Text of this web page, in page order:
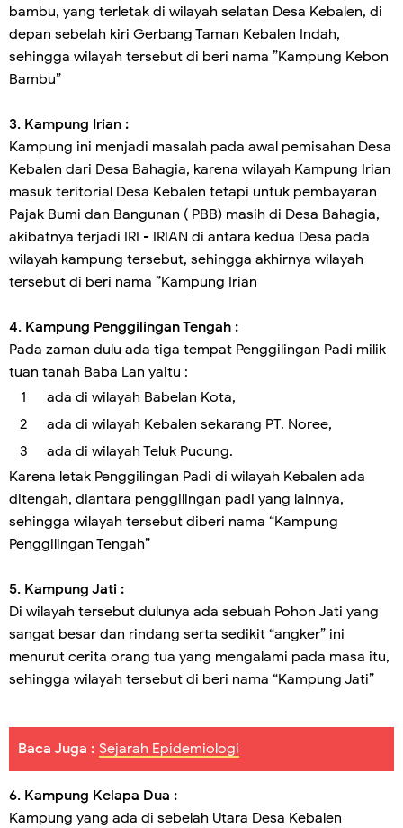
bambu, yang terletak di wilayah selatan Desa Kebalen, di
depan sebelah kiri Gerbang Taman Kebalen Indah,
sehingga wilayah tersebut di beri nama ”Kampung Kebon
Bambu”
3. Kampung Irian :
Kampung ini menjadi masalah pada awal pemisahan Desa
Kebalen dari Desa Bahagia, karena wilayah Kampung Irian
masuk teritorial Desa Kebalen tetapi untuk pembayaran
Pajak Bumi dan Bangunan ( PBB) masih di Desa Bahagia,
akibatnya terjadi IRI - IRIAN di antara kedua Desa pada
wilayah kampung tersebut, sehingga akhirnya wilayah
tersebut di beri nama ”Kampung Irian
4. Kampung Penggilingan Tengah :
Pada zaman dulu ada tiga tempat Penggilingan Padi milik
tuan tanah Baba Lan yaitu :
ada di wilayah Babelan Kota,
ada di wilayah Kebalen sekarang PT. Noree,
ada di wilayah Teluk Pucung.
Karena letak Penggilingan Padi di wilayah Kebalen ada
ditengah, diantara penggilingan padi yang lainnya,
sehingga wilayah tersebut diberi nama “Kampung
Penggilingan Tengah”
5. Kampung Jati :
Di wilayah tersebut dulunya ada sebuah Pohon Jati yang
sangat besar dan rindang serta sedikit “angker” ini
menurut cerita orang tua yang mengalami pada masa itu,
sehingga wilayah tersebut di beri nama “Kampung Jati”
Baca Juga : Sejarah Epidemiologi
6. Kampung Kelapa Dua :
Kampung yang ada di sebelah Utara Desa Kebalen